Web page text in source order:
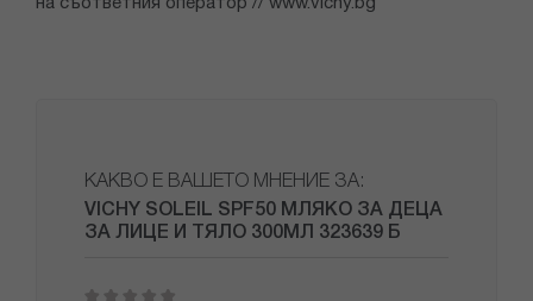
на съответния оператор // www.vichy.bg
КАКВО Е ВАШЕТО МНЕНИЕ ЗА:
VICHY SOLEIL SPF50 МЛЯКО ЗА ДЕЦА
ЗА ЛИЦЕ И ТЯЛО 300МЛ 323639 Б